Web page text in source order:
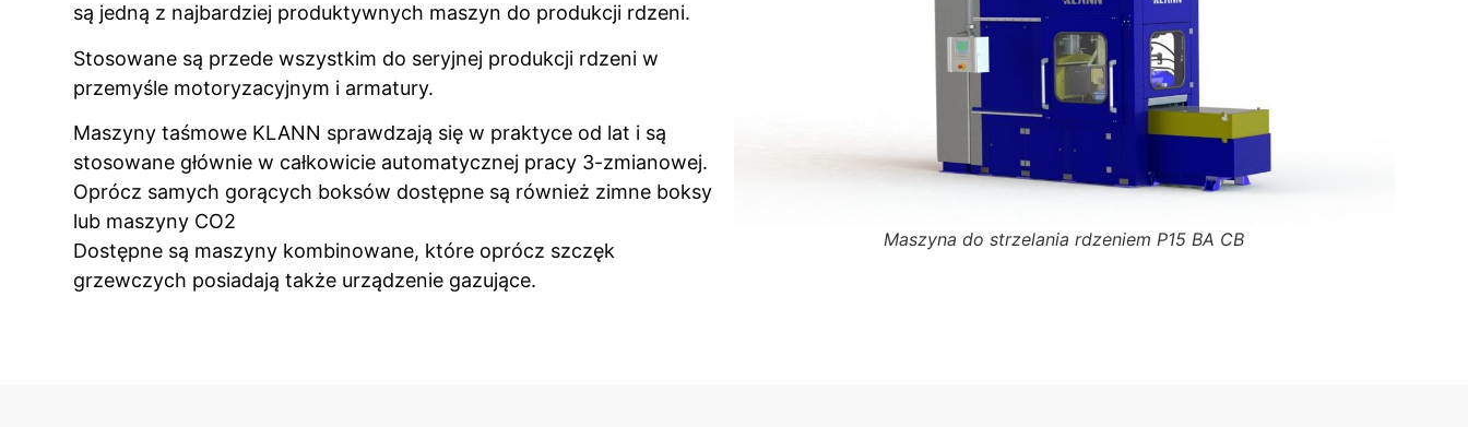
są jedną z najbardziej produktywnych maszyn do produkcji rdzeni.
Stosowane są przede wszystkim do seryjnej produkcji rdzeni w
przemyśle motoryzacyjnym i armatury.
Maszyny taśmowe KLANN sprawdzają się w praktyce od lat i są
stosowane głównie w całkowicie automatycznej pracy 3-zmianowej.
Oprócz samych gorących boksów dostępne są również zimne boksy
lub maszyny CO2
Dostępne są maszyny kombinowane, które oprócz szczęk
grzewczych posiadają także urządzenie gazujące.
Maszyna do strzelania rdzeniem P15 BA CB